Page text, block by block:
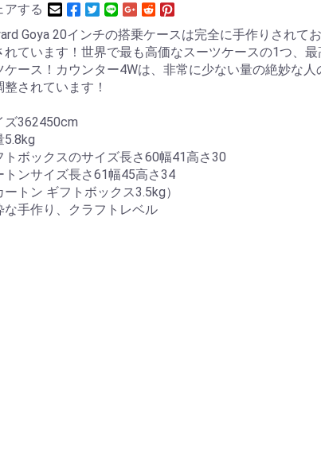
アする
Goya 20インチの搭乗ケースは完全に手作りされて
れています！世界で最も高価なスーツケースの1つ、最
ケース！カウンター4Wは、非常に少ない量の絶妙な人
整されています！
ズ362450cm
5.8kg
トボックスのサイズ長さ60幅41高さ30
トンサイズ長さ61幅45高さ34
ートン ギフトボックス3.5kg）
な手作り、クラフトレベル